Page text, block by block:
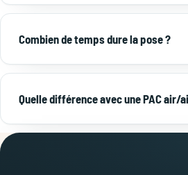
Une prime énergie est mobilisable.
en revanche pas droit aux aides à la
En savoir plus →
Combien de temps dure la pose ?
Un mono-split se pose en une
Quelle différence avec une PAC air/
Aucune : c'est le même appareil. «